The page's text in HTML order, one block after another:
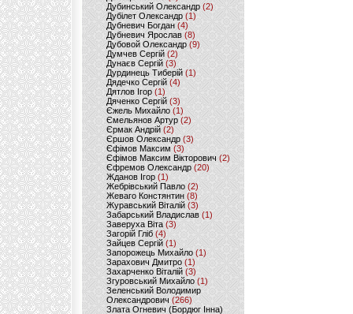
Дубинський Олександр(2)
Дубілет Олександр (1)
Дубневич Богдан (4)
Дубневич Ярослав (8)
Дубовой Олександр(9)
Думчев Сергій (2)
Дунаєв Сергій(3)
Дурдинець Тиберій (1)
Дядечко Сергій (4)
Дятлов Ігор (1)
Дяченко Сергій (3)
Єжель Михайло (1)
Ємельянов Артур (2)
Єрмак Андрій (2)
Єршов Олександр (3)
Єфімов Максим (3)
Єфімов Максим Вікторович (2)
Єфремов Олександр (20)
Жданов Ігор (1)
Жебрівський Павло (2)
Жеваго Констянтин (8)
Журавський Віталій (3)
Забарський Владислав (1)
Заверуха Віта (3)
Загорій Гліб (4)
Зайцев Сергій(1)
Запорожець Михайло (1)
Зарахович Дмитро (1)
Захарченко Віталій (3)
Згуровський Михайло (1)
Зеленський Володимир
Олександрович (266)
Злата Огневич (Бордюг Інна)